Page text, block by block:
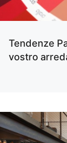
Tendenze
vostro